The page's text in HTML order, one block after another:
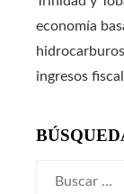
economía
ingresos